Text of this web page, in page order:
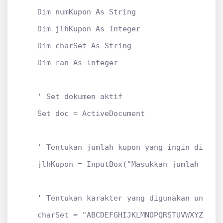
    Dim numKupon As String
    Dim jlhKupon As Integer
    Dim charSet As String
    Dim ran As Integer
    ' Set dokumen aktif
    Set doc = ActiveDocument
    ' Tentukan jumlah kupon yang ingin dibuat
jlhKupon = InputBox("Masukkan jumlah
' Tentukan karakter yang digunakan untuk
charSet =